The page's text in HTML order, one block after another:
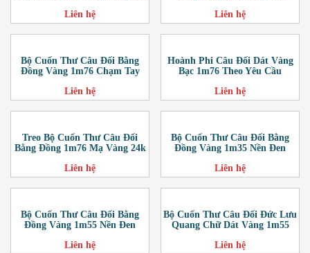
Liên hệ
Liên hệ
Bộ Cuốn Thư Câu Đối Bằng
Đồng Vàng 1m76 Chạm Tay
Liên hệ
Hoành Phi Câu Đối Dát Vàng
Bạc 1m76 Theo Yêu Cầu
Liên hệ
Treo Bộ Cuốn Thư Câu Đối
Bằng Đồng 1m76 Mạ Vàng 24k
Liên hệ
Bộ Cuốn Thư Câu Đối Bằng
Đồng Vàng 1m35 Nền Đen
Liên hệ
Bộ Cuốn Thư Câu Đối Bằng
Đồng Vàng 1m55 Nền Đen
Liên hệ
Bộ Cuốn Thư Câu Đối Đức Lưu
Quang Chữ Dát Vàng 1m55
Liên hệ